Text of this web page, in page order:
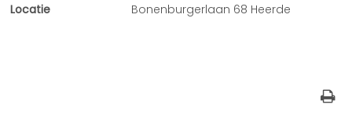
Locatie
Bonenburgerlaan 68 Heerde